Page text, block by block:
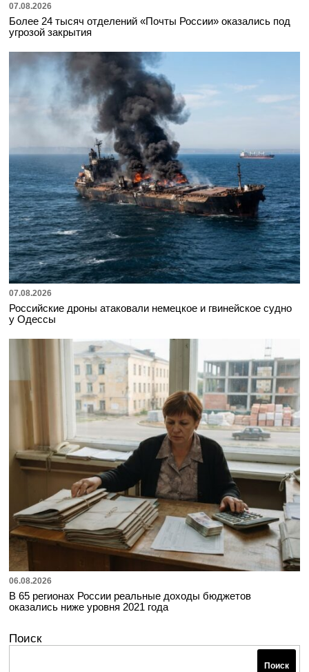
07.08.2026
Более 24 тысяч отделений «Почты России» оказались под
угрозой закрытия
07.08.2026
Российские дроны атаковали немецкое и гвинейское судно
у Одессы
06.08.2026
В 65 регионах России реальные доходы бюджетов
оказались ниже уровня 2021 года
Поиск
Поиск